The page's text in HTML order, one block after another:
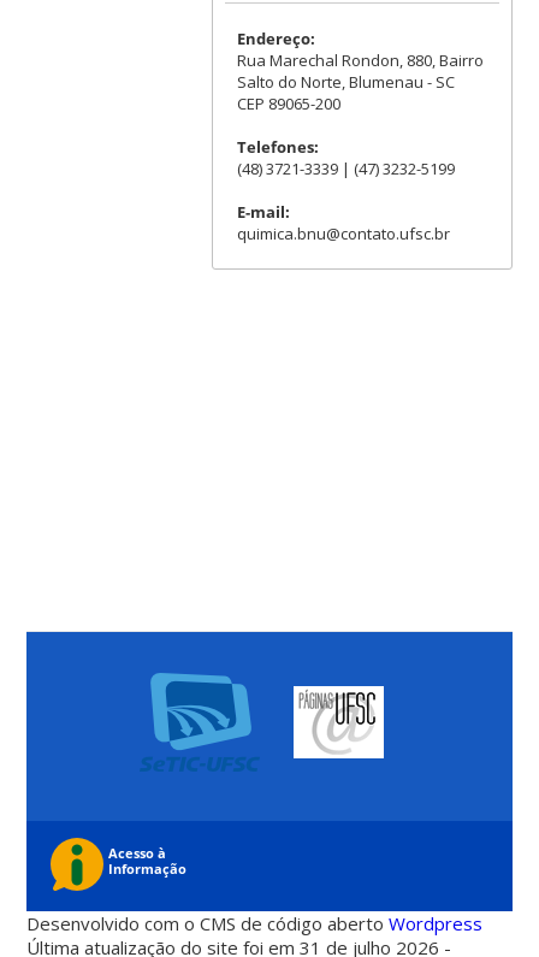
Endereço:
Rua Marechal Rondon, 880, Bairro
Salto do Norte, Blumenau - SC
CEP 89065-200
Telefones:
(48) 3721-3339 | (47) 3232-5199
E-mail:
quimica.bnu@contato.ufsc.br
Desenvolvido com o CMS de código abertoWordpress
Última atualização do site foi em 31 de julho 2026 -